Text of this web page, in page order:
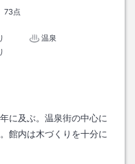
73点
温泉
に及ぶ。温泉街の中心に
館内は木づくりを十分に